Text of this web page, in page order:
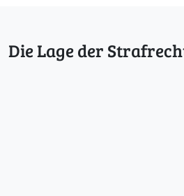
Die Lage der